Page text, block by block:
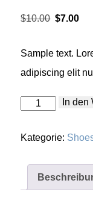
$10.00
war:
$10.00
$7.00
ist:
Sample text.
adipiscing elit
Flip
Flops
In den
Kategorie: